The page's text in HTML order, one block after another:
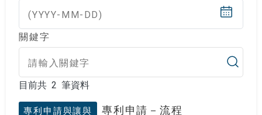
(YYYY-MM-DD)
關鍵字
目前共 2 筆資料
目前共 2 筆資料
專利申請與讓與 專利申請－流程